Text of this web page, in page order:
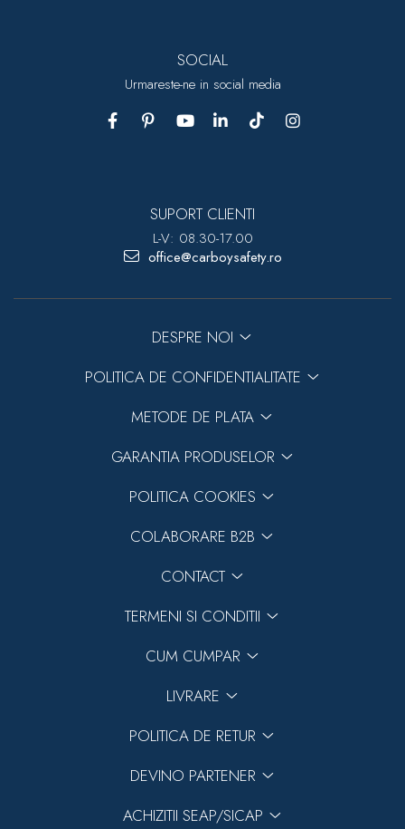
SOCIAL
Urmareste-ne in social media
SUPORT CLIENTI
L-V: 08.30-17.00
office@carboysafety.ro
DESPRE NOI
POLITICA DE CONFIDENTIALITATE
METODE DE PLATA
GARANTIA PRODUSELOR
POLITICA COOKIES
COLABORARE B2B
CONTACT
TERMENI SI CONDITII
CUM CUMPAR
LIVRARE
POLITICA DE RETUR
DEVINO PARTENER
ACHIZITII SEAP/SICAP